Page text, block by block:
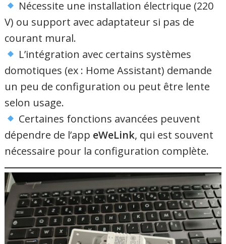
Nécessite une installation électrique (220
V) ou support avec adaptateur si pas de
courant mural.
L’intégration avec certains systèmes
domotiques (ex : Home Assistant) demande
un peu de configuration ou peut être lente
selon usage.
Certaines fonctions avancées peuvent
dépendre de l’app eWeLink, qui est souvent
nécessaire pour la configuration complète.